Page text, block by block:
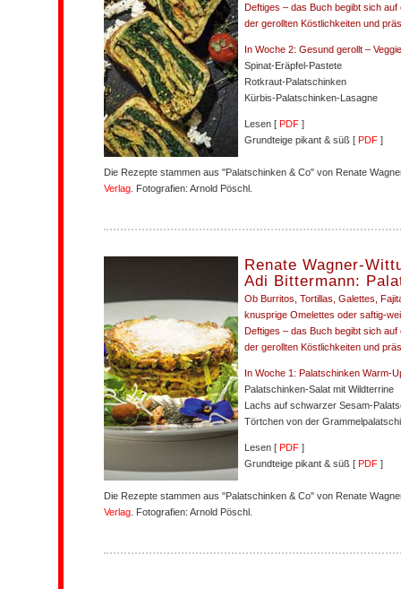
Deftiges – das Buch begibt sich
der gerollten Köstlichkeiten und
In Woche 2: Gesund gerollt –
Spinat-Eräpfel-Pastete
Rotkraut-Palatschinken
Kürbis-Palatschinken-Lasagne
Lesen [ PDF ]
Grundteige pikant & süß [ PDF ]
Die Rezepte stammen aus "Palatschinken & Co" von Renate
Verlag . Fotografien: Arnold Pöschl.
Renate Wagner-
Adi Bittermann:
Ob Burritos, Tortillas, Galettes,
knusprige Omelettes oder saftig-
Deftiges – das Buch begibt sich
der gerollten Köstlichkeiten und
In Woche 1: Palatschinken Warm-
Palatschinken-Salat mit Wildterrine
Lachs auf schwarzer Sesam-
Törtchen von der
Lesen [ PDF ]
Grundteige pikant & süß [ PDF ]
Die Rezepte stammen aus "Palatschinken & Co" von Renate
Verlag . Fotografien: Arnold Pöschl.